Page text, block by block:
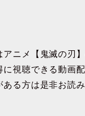
ニメ【鬼滅の刃
視聴できる動画
る方は是非お読み